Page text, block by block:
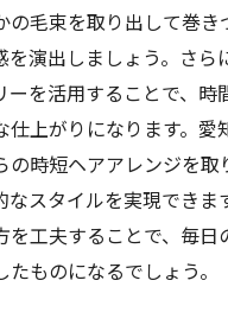
の毛束を取り出して巻き
を演出しましょう。さら
ーを活用することで、時
仕上がりになります。愛
の時短ヘアアレンジを取
なスタイルを実現できま
を工夫することで、毎日
ものになるでしょう。